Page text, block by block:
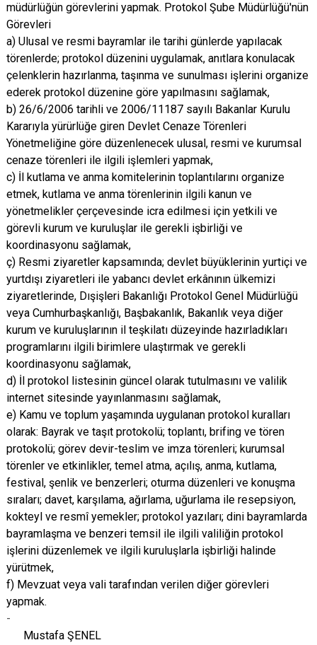
müdürlüğün görevlerini yapmak. Protokol Şube Müdürlüğü'nün
Görevleri
a) Ulusal ve resmi bayramlar ile tarihi günlerde yapılacak
törenlerde; protokol düzenini uygulamak, anıtlara konulacak
çelenklerin hazırlanma, taşınma ve sunulması işlerini organize
ederek protokol düzenine göre yapılmasını sağlamak,
b) 26/6/2006 tarihli ve 2006/11187 sayılı Bakanlar Kurulu
Kararıyla yürürlüğe giren Devlet Cenaze Törenleri
Yönetmeliğine göre düzenlenecek ulusal, resmi ve kurumsal
cenaze törenleri ile ilgili işlemleri yapmak,
c) İl kutlama ve anma komitelerinin toplantılarını organize
etmek, kutlama ve anma törenlerinin ilgili kanun ve
yönetmelikler çerçevesinde icra edilmesi için yetkili ve
görevli kurum ve kuruluşlar ile gerekli işbirliği ve
koordinasyonu sağlamak,
ç) Resmi ziyaretler kapsamında; devlet büyüklerinin yurtiçi ve
yurtdışı ziyaretleri ile yabancı devlet erkânının ülkemizi
ziyaretlerinde, Dışişleri Bakanlığı Protokol Genel Müdürlüğü
veya Cumhurbaşkanlığı, Başbakanlık, Bakanlık veya diğer
kurum ve kuruluşlarının il teşkilatı düzeyinde hazırladıkları
programlarını ilgili birimlere ulaştırmak ve gerekli
koordinasyonu sağlamak,
d) İl protokol listesinin güncel olarak tutulmasını ve valilik
internet sitesinde yayınlanmasını sağlamak,
e) Kamu ve toplum yaşamında uygulanan protokol kuralları
olarak: Bayrak ve taşıt protokolü; toplantı, brifing ve tören
protokolü; görev devir-teslim ve imza törenleri; kurumsal
törenler ve etkinlikler, temel atma, açılış, anma, kutlama,
festival, şenlik ve benzerleri; oturma düzenleri ve konuşma
sıraları; davet, karşılama, ağırlama, uğurlama ile resepsiyon,
kokteyl ve resmî yemekler; protokol yazıları; dini bayramlarda
bayramlaşma ve benzeri temsil ile ilgili valiliğin protokol
işlerini düzenlemek ve ilgili kuruluşlarla işbirliği halinde
yürütmek,
f) Mevzuat veya vali tarafından verilen diğer görevleri
yapmak.
-
Mustafa ŞENEL